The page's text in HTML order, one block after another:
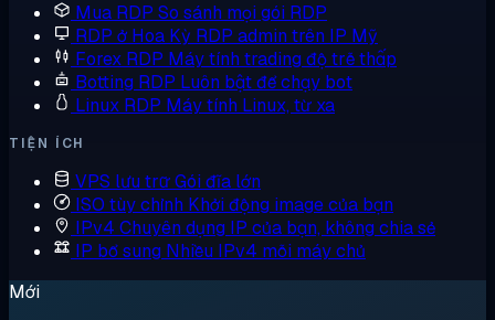
Mua RDP So sánh mọi gói RDP
RDP ở Hoa Kỳ RDP admin trên IP Mỹ
Forex RDP Máy tính trading độ trễ thấp
Botting RDP Luôn bật để chạy bot
Linux RDP Máy tính Linux, từ xa
TIỆN ÍCH
VPS lưu trữGói đĩa lớn
ISO tùy chỉnh Khởi động image của bạn
IPv4 Chuyên dụng IP của bạn, không chia sẻ
IP bổ sung Nhiều IPv4 mỗi máy chủ
Mới